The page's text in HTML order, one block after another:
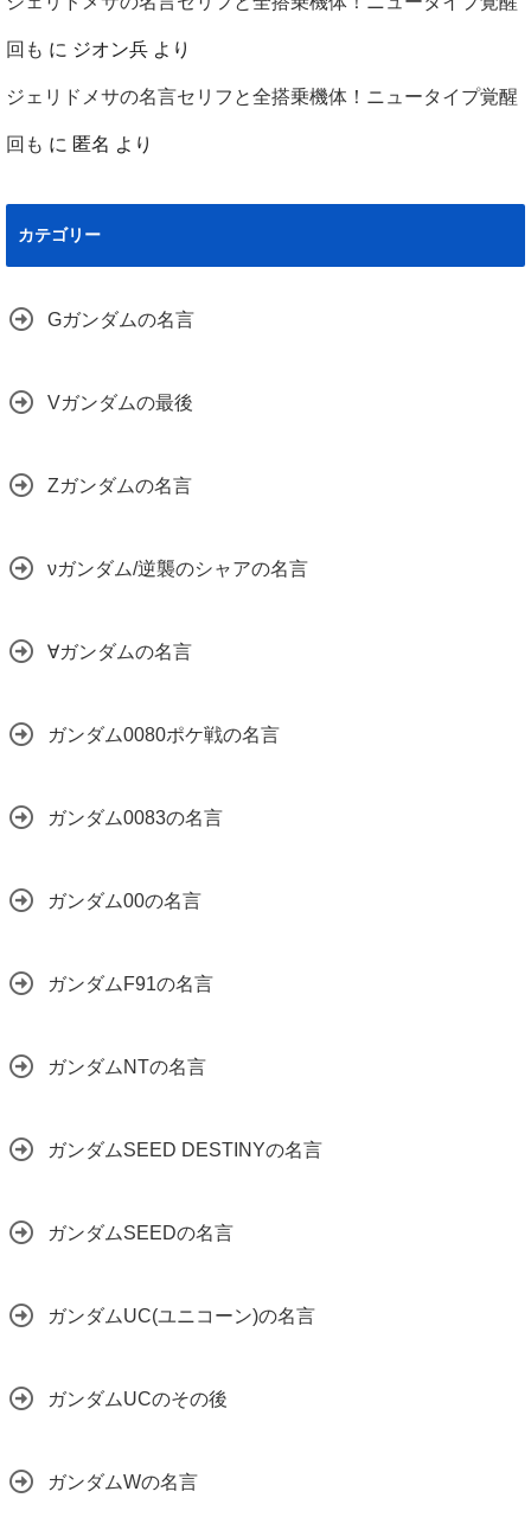
回も に ジオン兵 より
ジェリドメサの名言セリフと全搭乗機体！ニュータイプ覚醒
回も に 匿名 より
カテゴリー
Gガンダムの名言
Vガンダムの最後
Zガンダムの名言
νガンダム/逆襲のシャアの名言
∀ガンダムの名言
ガンダム0080ポケ戦の名言
ガンダム0083の名言
ガンダム00の名言
ガンダムF91の名言
ガンダムNTの名言
ガンダムSEED DESTINYの名言
ガンダムSEEDの名言
ガンダムUC(ユニコーン)の名言
ガンダムUCのその後
ガンダムWの名言